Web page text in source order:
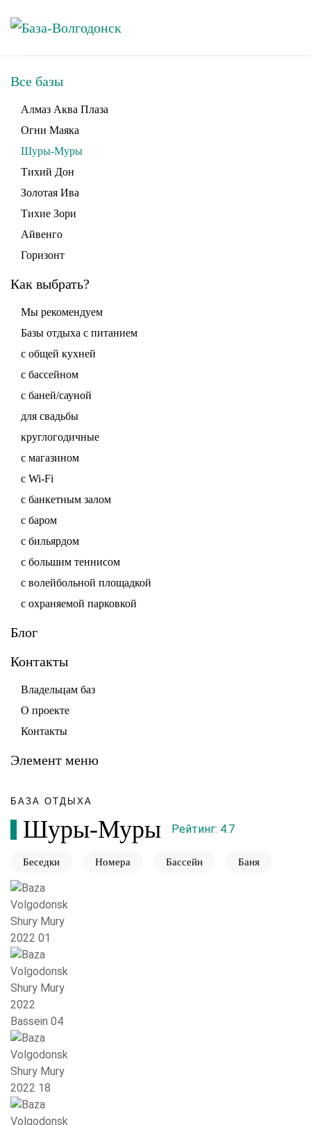
Skip to main content
Все базы
Алмаз Аква Плаза
Огни Маяка
Шуры-Муры
Тихий Дон
Золотая Ива
Тихие Зори
Айвенго
Горизонт
Как выбрать?
Мы рекомендуем
Базы отдыха с питанием
с общей кухней
с бассейном
с баней/сауной
для свадьбы
круглогодичные
с магазином
с Wi-Fi
с банкетным залом
с баром
с бильярдом
с большим теннисом
с волейбольной площадкой
с охраняемой парковкой
Блог
Контакты
Владельцам баз
О проекте
Контакты
Элемент меню
БАЗА ОТДЫХА
Шуры-Муры Рейтинг: 4.7
Беседки Номера Бассейн Баня